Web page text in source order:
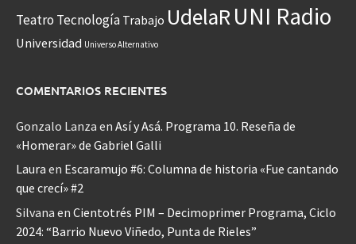
Teatro Tecnología Trabajo UdelaRUNI Radio
Universidad Universo Alternativo
COMENTARIOS RECIENTES
Gonzalo Lanza en Así y Asá. Programa 10. Reseña de
«Homerar» de Gabriel Galli
Laura en Escaramujo #6: Columna de historia «Fue cantando
que crecí» #2
Silvana en Cientotrés PIM – Decimoprimer Programa, Ciclo
2024: “Barrio Nuevo Viñedo, Punta de Rieles”